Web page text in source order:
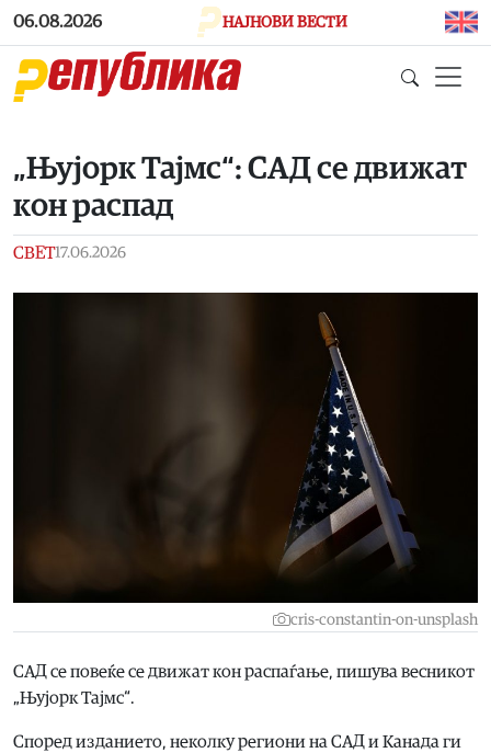
Skip to main content
06.08.2026 НАЈНОВИ ВЕСТИ
„Њујорк Тајмс“: САД се движат
кон распад
СВЕТ17.06.2026
cris-constantin-on-unsplash
САД се повеќе се движат кон распаѓање, пишува весникот
„Њујорк Тајмс“.
Според изданието, неколку региони на САД и Канада ги